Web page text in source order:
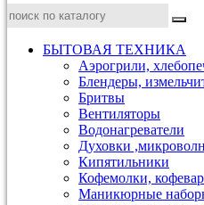
БЫТОВАЯ ТЕХНИКА
Аэрогрили,
Блендеры,
Бритвы
Вентиляторы
Водонагреватели
Духовки
Кипятильники
Кофемолки,
Маникюрные